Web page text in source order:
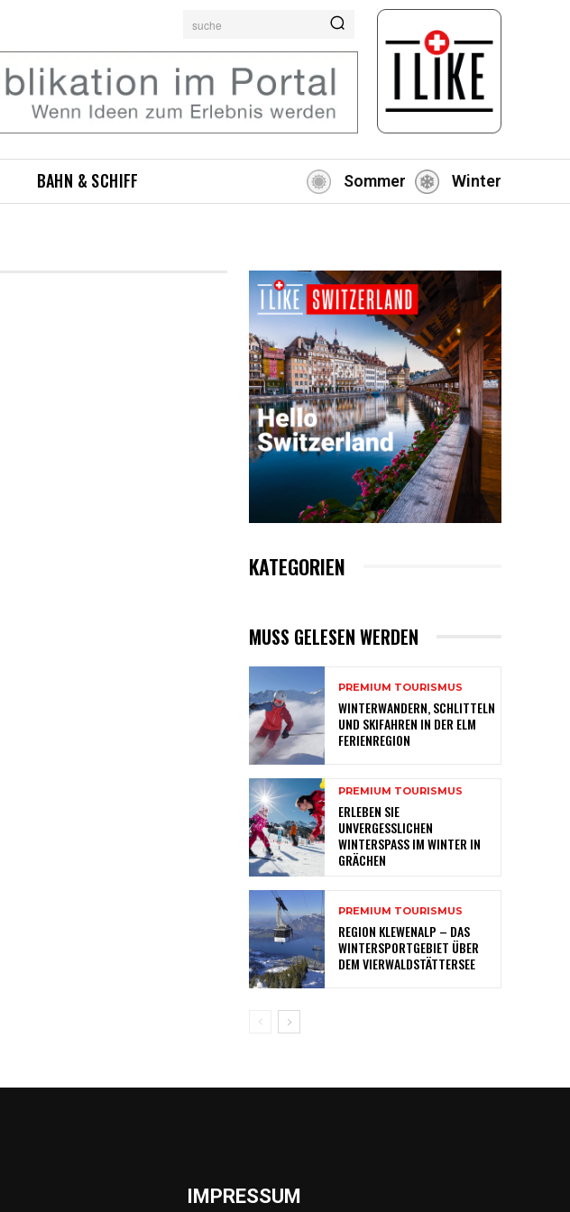
suche
BAHN & SCHIFF Sommer Winter
KATEGORIEN
MUSS GELESEN WERDEN
PREMIUM TOURISMUS
WINTERWANDERN, SCHLITTELN
UND SKIFAHREN IN DER ELM
FERIENREGION
PREMIUM TOURISMUS
ERLEBEN SIE
UNVERGESSLICHEN
WINTERSPASS IM WINTER IN
GRÄCHEN
PREMIUM TOURISMUS
REGION KLEWENALP – DAS
WINTERSPORTGEBIET ÜBER
DEM VIERWALDSTÄTTERSEE
IMPRESSUM